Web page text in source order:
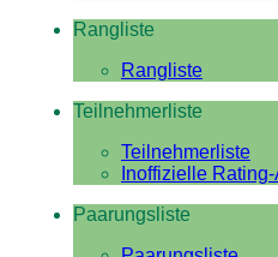
Rangliste
Rangliste
Teilnehmerliste
Teilnehmerliste
Inoffizielle
Paarungsliste